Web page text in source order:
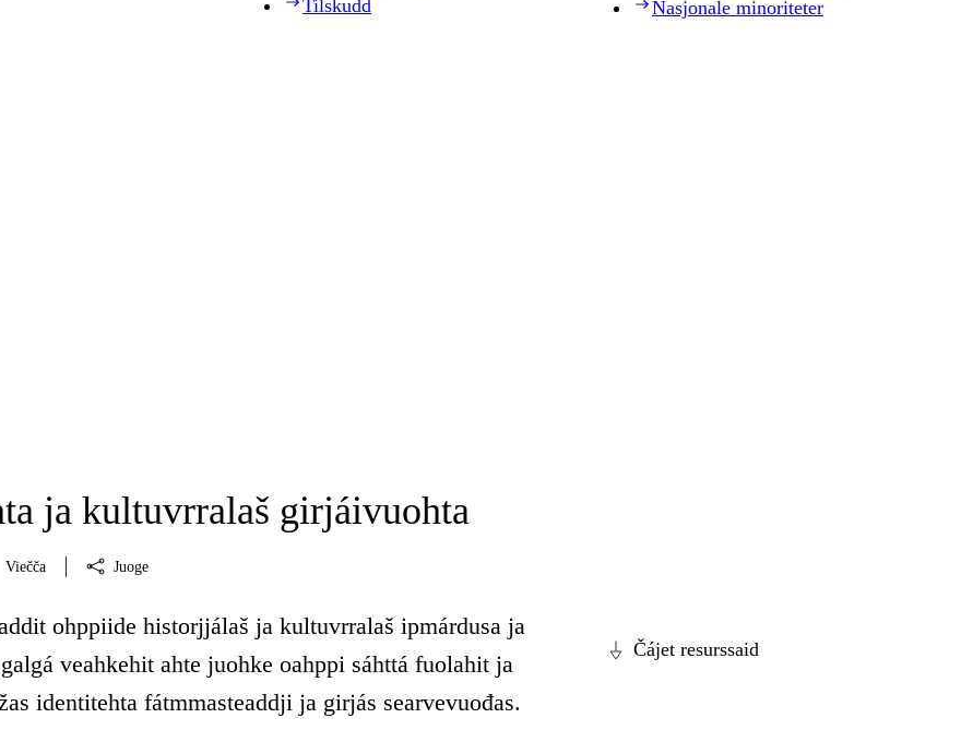
Tilskudd
Nasjonale minoriteter
ja kultuvrralaš girjáivuohta
Viečča Juoge
Čájet resurssaid
ohppiide historjjálaš ja kultuvrralaš ipmárdusa ja
veahkehit ahte juohke oahppi sáhttá fuolahit ja
identitehta fátmmasteaddji ja girjás searvevuođas.